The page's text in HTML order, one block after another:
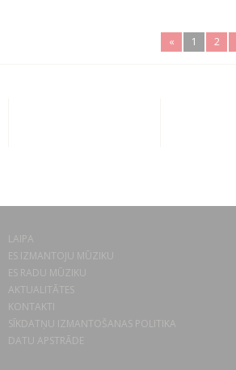
« 1 2
LAIPA
ES IZMANTOJU MŪZIKU
ES RADU MŪZIKU
AKTUALITĀTES
KONTAKTI
SĪKDATŅU IZMANTOŠANAS POLITIKA
DATU APSTRĀDE